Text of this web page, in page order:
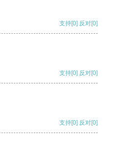
支持[0] 反对[0]
支持[0] 反对[0]
支持[0] 反对[0]